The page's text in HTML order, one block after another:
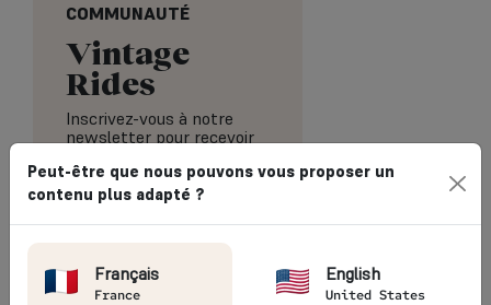
COMMUNAUTÉ
Vintage
Rides
Inscrivez-vous à notre
newsletter pour recevoir
inspirations de voyage.
J'accepte de recevoir
par e-mail les
Peut-être que nous pouvons vous proposer un
contenu plus adapté ?
Français
France
English
United States